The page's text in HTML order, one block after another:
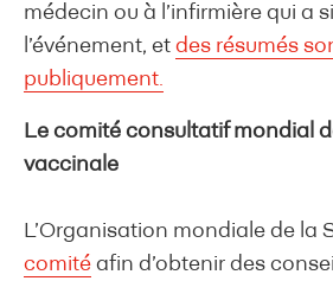
médecin ou à l’infirmière qui a
l’événement, et des résumés
publiquement.
Le comité consultatif mondial
vaccinale
L’Organisation mondiale de la
comité afin d’obtenir des